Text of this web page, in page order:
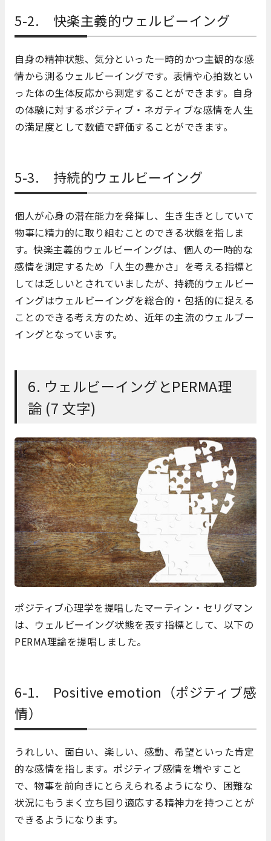
5-2. 快楽主義的ウェルビーイング
自身の精神状態、気分といった一時的かつ主観的な感
情から測るウェルビーイングです。表情や心拍数とい
った体の生体反応から測定することができます。自身
の体験に対するポジティブ・ネガティブな感情を人生
の満足度として数値で評価することができます。
5-3. 持続的ウェルビーイング
個人が心身の潜在能力を発揮し、生き生きとしていて
物事に精力的に取り組むことのできる状態を指しま
す。快楽主義的ウェルビーイングは、個人の一時的な
感情を測定するため「人生の豊かさ」を考える指標と
しては乏しいとされていましたが、持続的ウェルビー
イングはウェルビーイングを総合的・包括的に捉える
ことのできる考え方のため、近年の主流のウェルブー
イングとなっています。
6. ウェルビーイングとPERMA理
論 (7 文字)
ポジティブ心理学を提唱したマーティン・セリグマン
は、ウェルビーイング状態を表す指標として、以下の
PERMA理論を提唱しました。
6-1. Positive emotion（ポジティブ感
情）
うれしい、面白い、楽しい、感動、希望といった肯定
的な感情を指します。ポジティブ感情を増やすこと
で、物事を前向きにとらえられるようになり、困難な
状況にもうまく立ち回り適応する精神力を持つことが
できるようになります。